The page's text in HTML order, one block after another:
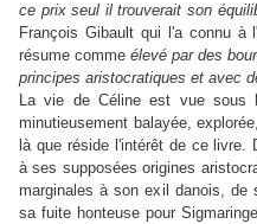
ce prix seul il trouverait son
François Gibault qui l'a connu à
résume comme élevé par des
principes aristocratiques et avec
La vie de Céline est vue sous
minutieusement balayée,
là que réside l'intérêt de ce livre.
à ses supposées origines
marginales à son exil danois,
sa fuite honteuse pour